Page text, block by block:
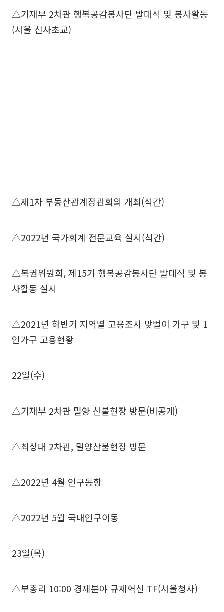
△기재부 2차관 행복공감봉사단 발대식 및 봉사활동
(서울 신사초교)
△제1차 부동산관계장관회의 개최(석간)
△2022년 국가회계 전문교육 실시(석간)
△복권위원회, 제15기 행복공감봉사단 발대식 및 봉
사활동 실시
△2021년 하반기 지역별 고용조사 맞벌이 가구 및 1
인가구 고용현황
22일(수)
△기재부 2차관 밀양 산불현장 방문(비공개)
△최상대 2차관, 밀양산불현장 방문
△2022년 4월 인구동향
△2022년 5월 국내인구이동
23일(목)
△부총리 10:00 경제분야 규제혁신 TF(서울청사)